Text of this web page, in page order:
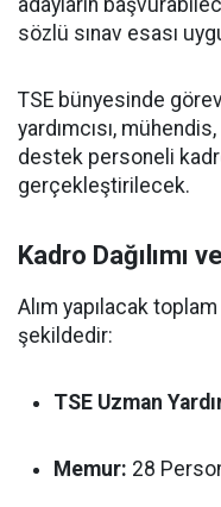
adayların
sözlü sınav esası
TSE bünyesinde
yardımcısı,
destek personeli
gerçekleştirilecek.
Kadro Dağılımı
Alım yapılacak
şekildedir:
TSE Uzman
Memur: 28